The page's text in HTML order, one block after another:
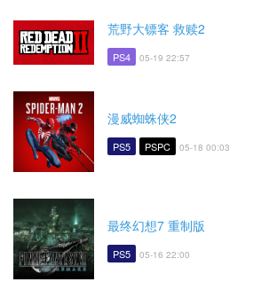
荒野大镖客 救赎2
PS4 05-19 22:57
漫威蜘蛛侠2
PS5 PSPC 05-18 00:03
最终幻想7 重制版
PS5 05-16 22:00